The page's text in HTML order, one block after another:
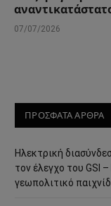
07/07/2026
ΠΡΟΣΦΑΤΑ ΑΡΘΡΑ
Ηλεκτρική
τον έλεγχο του GSI
γεωπολιτικό